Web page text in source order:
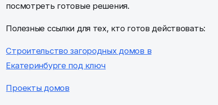
посмотреть готовые решения.
Полезные ссылки для тех, кто готов действовать:
Строительство загородных домов в
Екатеринбурге под ключ
Проекты домов